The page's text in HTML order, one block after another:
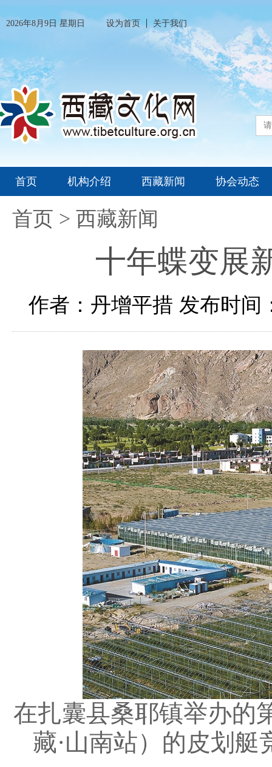
2026年8月9日 星期日 设为首页 关于我们
首页 机构介绍 西藏新闻 协会动态
首页 > 西藏新闻
十年蝶变展
作者：丹增平措 发布时间
在扎囊县桑耶镇举办的
藏·山南站）的皮划